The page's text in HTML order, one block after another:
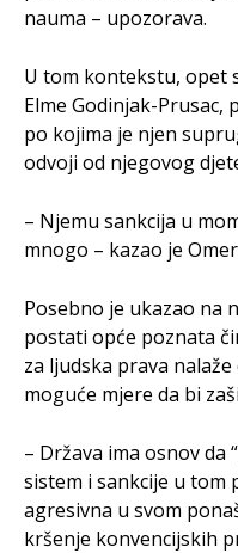
nauma – upozorava.
U tom kontekstu, opet
Elme Godinjak-Prusac,
po kojima je njen
odvoji od njegovog
– Njemu sankcija u
mnogo – kazao je
Posebno je ukazao na
postati opće poznata
za ljudska prava
moguće mjere da bi
– Država ima osnov da
sistem i sankcije u tom
agresivna u svom
kršenje konvencijskih